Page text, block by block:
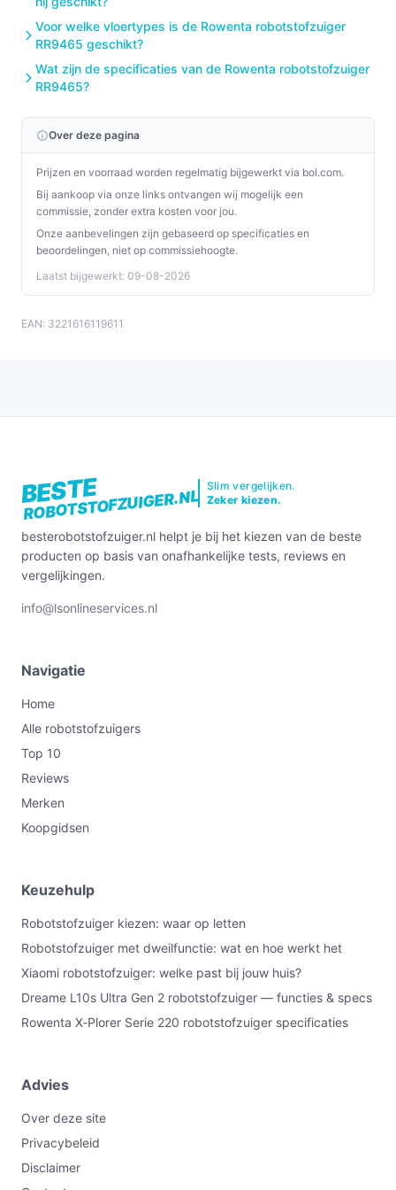
Voor welke vloertypes is de Rowenta robotstofzuiger
RR9465 geschikt?
Wat zijn de specificaties van de Rowenta robotstofzuiger
RR9465?
Over deze pagina
Prijzen en voorraad worden regelmatig bijgewerkt via bol.com.
Bij aankoop via onze links ontvangen wij mogelijk een
commissie, zonder extra kosten voor jou.
Onze aanbevelingen zijn gebaseerd op specificaties en
beoordelingen, niet op commissiehoogte.
Laatst bijgewerkt: 09-08-2026
EAN: 3221616119611
BESTE
ROBOTSTOFZUIGER.NL
Slim vergelijken.
Zeker kiezen.
besterobotstofzuiger.nl helpt je bij het kiezen van de beste
producten op basis van onafhankelijke tests, reviews en
vergelijkingen.
info@lsonlineservices.nl
Navigatie
Home
Alle robotstofzuigers
Top 10
Reviews
Merken
Koopgidsen
Keuzehulp
Robotstofzuiger kiezen: waar op letten
Robotstofzuiger met dweilfunctie: wat en hoe werkt het
Xiaomi robotstofzuiger: welke past bij jouw huis?
Dreame L10s Ultra Gen 2 robotstofzuiger — functies & specs
Rowenta X‑Plorer Serie 220 robotstofzuiger specificaties
Advies
Over deze site
Privacybeleid
Disclaimer